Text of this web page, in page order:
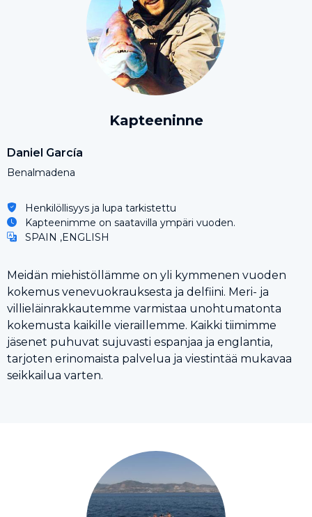
Kapteeninne
Daniel García
Benalmadena
Henkilöllisyys ja lupa tarkistettu
Kapteenimme on saatavilla ympäri vuoden.
SPAIN ,ENGLISH
Meidän miehistöllämme on yli kymmenen vuoden
kokemus venevuokrauksesta ja delfiini. Meri- ja
villieläinrakkautemme varmistaa unohtumatonta
kokemusta kaikille vieraillemme. Kaikki tiimimme
jäsenet puhuvat sujuvasti espanjaa ja englantia,
tarjoten erinomaista palvelua ja viestintää mukavaa
seikkailua varten.